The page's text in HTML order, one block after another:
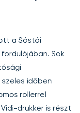
a Sóstói
fordulójában. Sok
időben
rollerrel
drukker is részt